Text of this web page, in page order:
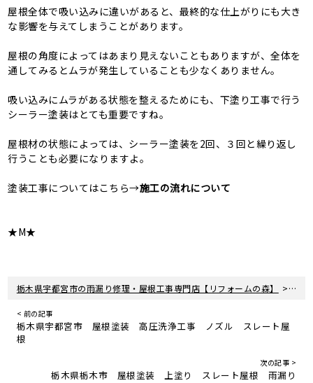
屋根全体で吸い込みに違いがあると、最終的な仕上がりにも大き
な影響を与えてしまうことがあります。
屋根の角度によってはあまり見えないこともありますが、全体を
通してみるとムラが発生していることも少なくありません。
吸い込みにムラがある状態を整えるためにも、下塗り工事で行う
シーラー塗装はとても重要ですね。
屋根材の状態によっては、シーラー塗装を2回、３回と繰り返し
行うことも必要になりますよ。
塗装工事についてはこちら→施工の流れについて
★M★
栃木県宇都宮市の雨漏り修理・屋根工事専門店【リフォームの森】 > 新着
< 前の記事
栃木県宇都宮市 屋根塗装 高圧洗浄工事 ノズル スレート屋
根
次の記事 >
栃木県栃木市 屋根塗装 上塗り スレート屋根 雨漏り